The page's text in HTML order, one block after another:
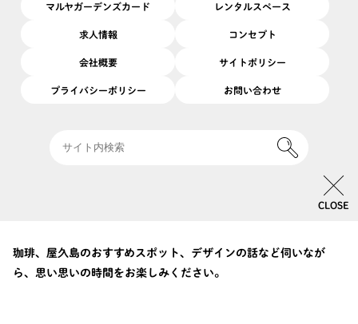
マルヤガーデンズカード レンタルスペース
求人情報 コンセプト
会社概要 サイトポリシー
プライバシーポリシー お問い合わせ
CLOSE
屋久島の県営フェリー待合所に店を構え、屋久島の玄関口から全
珈琲焙煎所」ならではの薫り高いコーヒーを試飲いただきなが
ら、定番の「ハウスブレンド・イッソウ」に加え、ロースター高
田さんおすすめの珈琲豆や、お湯を注ぐだけで手軽に本格的な珈
珈琲、屋久島のおすすめスポット、デザインの話など伺いなが
ら、思い思いの時間をお楽しみください。